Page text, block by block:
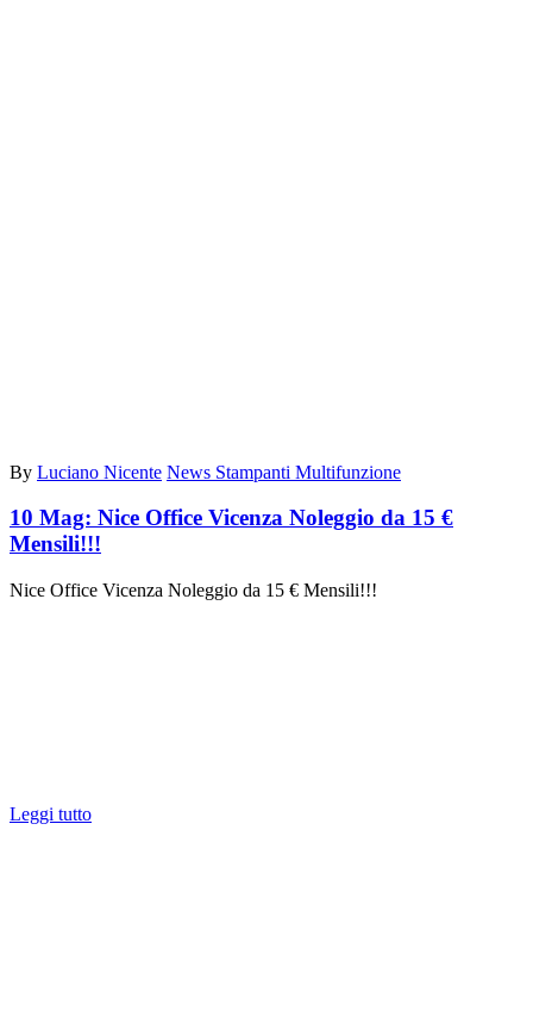
By Luciano Nicente News Stampanti Multifunzione
10 Mag: Nice Office Vicenza Noleggio da 15 €
Mensili!!!
Nice Office Vicenza Noleggio da 15 € Mensili!!!
Leggi tutto